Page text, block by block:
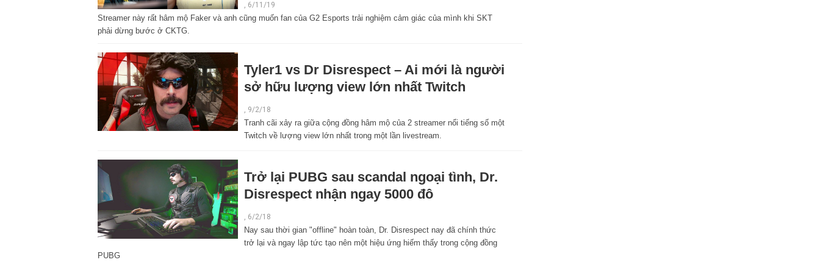
, 6/11/19
Streamer này rất hâm mộ Faker và anh cũng muốn fan của G2 Esports trải nghiệm cảm giác của mình khi SKT
phải dừng bước ở CKTG.
Tyler1 vs Dr Disrespect – Ai mới là người
sở hữu lượng view lớn nhất Twitch
, 9/2/18
Tranh cãi xảy ra giữa cộng đồng hâm mộ của 2 streamer nổi tiếng số một
Twitch về lượng view lớn nhất trong một lần livestream.
Trở lại PUBG sau scandal ngoại tình, Dr.
Disrespect nhận ngay 5000 đô
, 6/2/18
Nay sau thời gian "offline" hoàn toàn, Dr. Disrespect nay đã chính thức
trở lại và ngay lập tức tạo nên một hiệu ứng hiếm thấy trong cộng đồng
PUBG